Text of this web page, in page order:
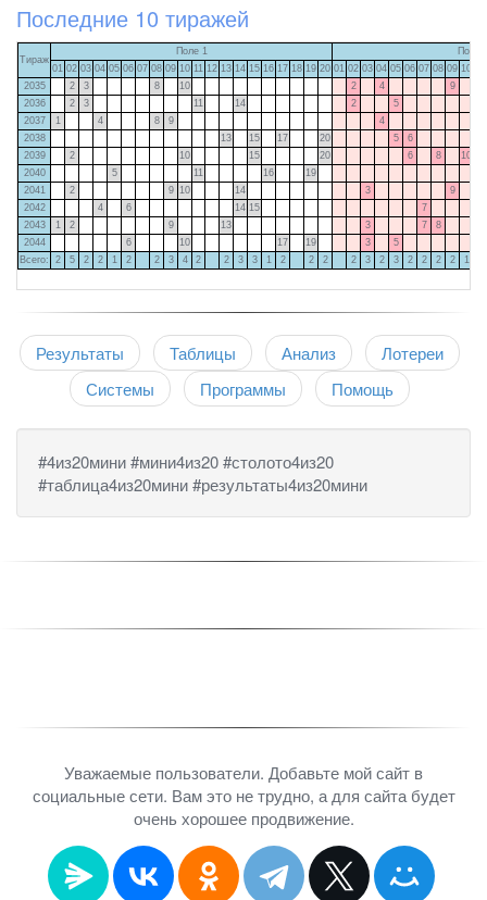
Последние 10 тиражей
Тираж
Поле 1
Поле
01 02 03 04 05 06 07 08 09 10 11 12 13 14 15 16 17 18 19 20 01 02 03 04 05 06 07 08 09 10
2035
2 3 8 10 2 4
9
2036
2 3 11 14 2
5
2037
1 4 8 9 4
2038
13 15 17 20 5
6
2039
2 10 15 20 6 8
10
2040
5 11 16
19
2041
2 9 10 14 3
9
2042
4 6 14 15 7
2043
1 2 9 13 3 7
8
2044
6 10 17 19 3
5
Всего:
2 5 2 2 1 2 2 3 4 2 2 3 3 1 2 2 2 2 3 2 3 2 2 2 2 1
Результаты Таблицы Анализ
Лотереи
Системы
Программы Помощь
#4из20мини #мини4из20 #столото4из20
#таблица4из20мини #результаты4из20мини
Уважаемые пользователи. Добавьте мой сайт в
социальные сети. Вам это не трудно, а для сайта будет
очень хорошее продвижение.